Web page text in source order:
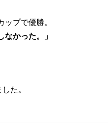
プで優勝。
なかった。」
た。